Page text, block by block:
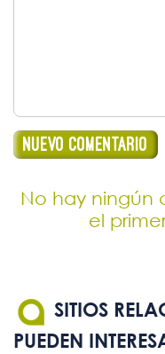
No hay ningún
el
SITIOS
PUEDEN